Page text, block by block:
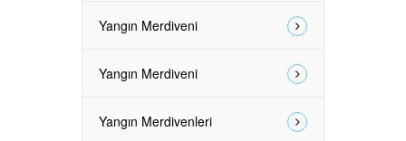
Yangın Merdiveni
Yangın Merdiveni
Yangın Merdivenleri